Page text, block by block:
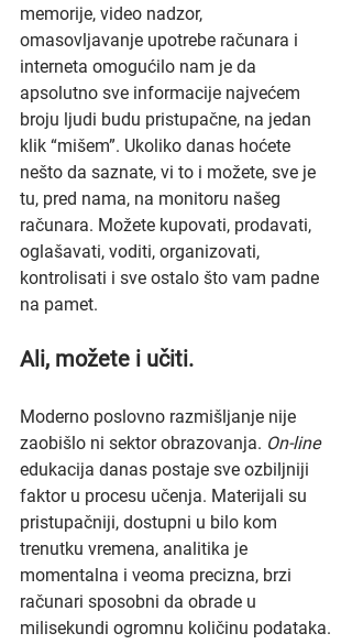
memorije, video nadzor,
omasovljavanje upotrebe računara i
interneta omogućilo nam je da
apsolutno sve informacije najvećem
broju ljudi budu pristupačne, na jedan
klik “mišem”. Ukoliko danas hoćete
nešto da saznate, vi to i možete, sve je
tu, pred nama, na monitoru našeg
računara. Možete kupovati, prodavati,
oglašavati, voditi, organizovati,
kontrolisati i sve ostalo što vam padne
na pamet.
Ali, možete i učiti.
Moderno poslovno razmišljanje nije
zaobišlo ni sektor obrazovanja. On-line
edukacija danas postaje sve ozbiljniji
faktor u procesu učenja. Materijali su
pristupačniji, dostupni u bilo kom
trenutku vremena, analitika je
momentalna i veoma precizna, brzi
računari sposobni da obrade u
milisekundi ogromnu količinu podataka.